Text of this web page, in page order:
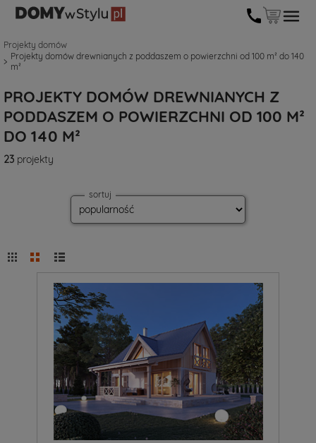
Projekty domów
Projekty domów drewnianych z poddaszem o powierzchni od 100 m² do 140
m²
PROJEKTY DOMÓW DREWNIANYCH Z
PODDASZEM O POWIERZCHNI OD 100 M²
DO 140 M²
23 projekty
sortuj